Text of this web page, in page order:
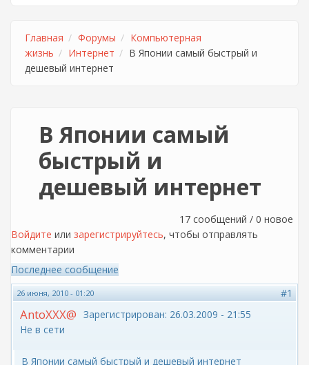
Главная Форумы
Компьютерная
жизнь
Интернет
В Японии самый быстрый и
дешевый интернет
В Японии самый
быстрый и
дешевый интернет
17 сообщений / 0 новое
Войдите или зарегистрируйтесь, чтобы отправлять
комментарии
Последнее сообщение
26 июня, 2010 - 01:20 #1
AntoXXX@
Не в сети
Зарегистрирован: 26.03.2009 - 21:55
В Японии самый быстрый и дешевый интернет